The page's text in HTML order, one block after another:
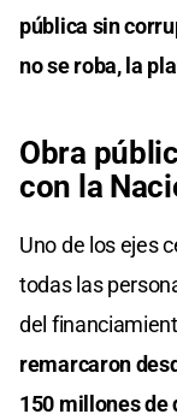
pública sin
no se roba, la
Obra
con la
Uno de los ejes
todas las
del
remarcaron
150 millones de